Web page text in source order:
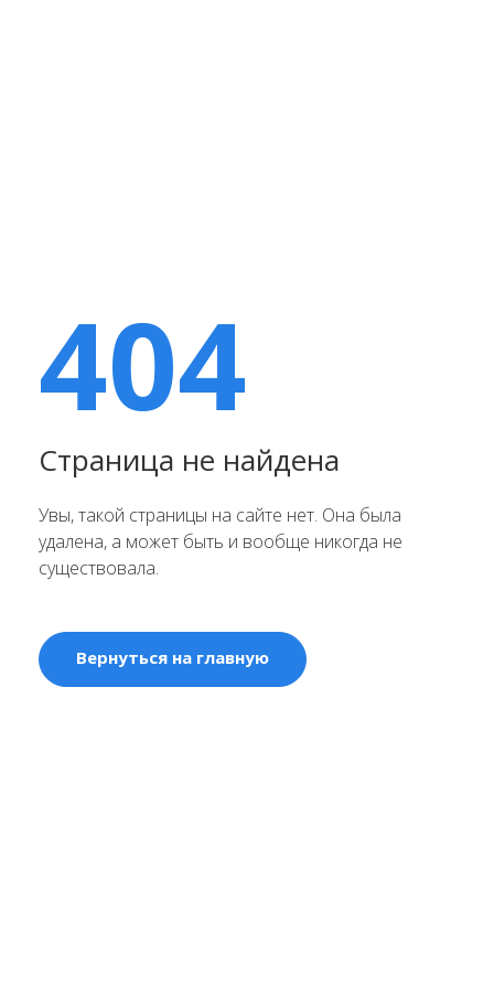
404
Страница не найдена
Увы, такой страницы на сайте нет. Она была
удалена, а может быть и вообще никогда не
существовала.
Вернуться на главную